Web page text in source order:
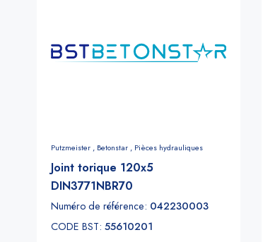
Putzmeister , Betonstar , Pièces hydrauliques
Joint torique 120x5
DIN3771NBR70
Numéro de référence: 042230003
CODE BST: 55610201